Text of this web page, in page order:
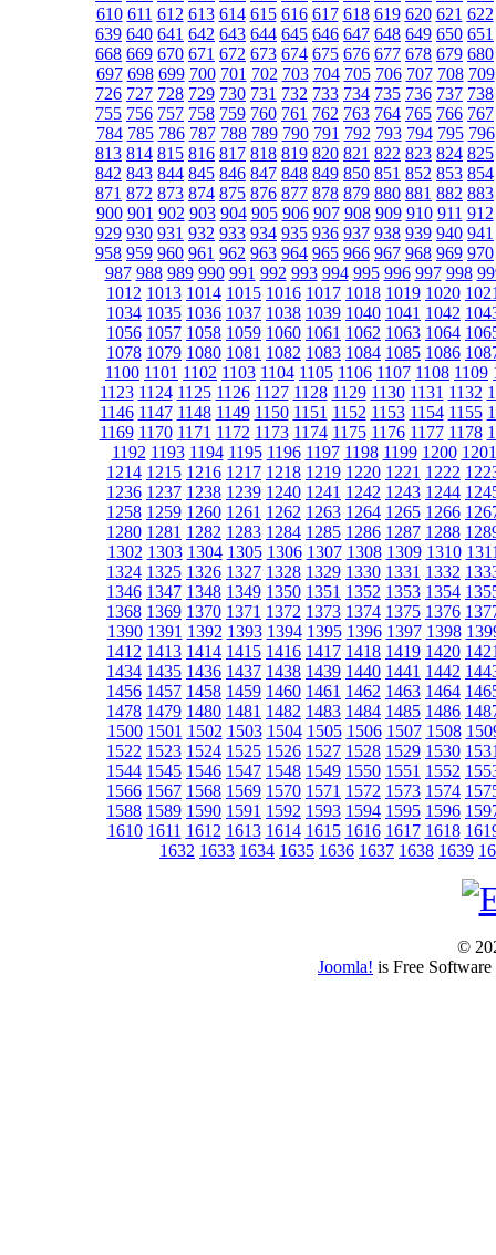
610 611 612 613 614 615 616 617 618 619 620 621 622
639 640 641 642 643 644 645 646 647 648 649 650 651
668 669 670 671 672 673 674 675 676 677 678 679 680
697 698 699 700 701 702 703 704 705 706 707 708 709
726 727 728 729 730 731 732 733 734 735 736 737 738
755 756 757 758 759 760 761 762 763 764 765 766 767
784 785 786 787 788 789 790 791 792 793 794 795 796
813 814 815 816 817 818 819 820 821 822 823 824 825
842 843 844 845 846 847 848 849 850 851 852 853 854
871 872 873 874 875 876 877 878 879 880 881 882 883
900 901 902 903 904 905 906 907 908 909 910 911 912
929 930 931 932 933 934 935 936 937 938 939 940 941
958 959 960 961 962 963 964 965 966 967 968 969 970
987 988 989 990 991 992 993 994 995 996 997 998
1012 1013 1014 1015 1016 1017 1018 1019 1020
1034 1035 1036 1037 1038 1039 1040 1041 1042
1056 1057 1058 1059 1060 1061 1062 1063 1064
1078 1079 1080 1081 1082 1083 1084 1085 1086
1100 1101 1102 1103 1104 1105 1106 1107 1108 1109
1123 1124 1125 1126 1127 1128 1129 1130 1131 1132
1146 1147 1148 1149 1150 1151 1152 1153 1154 1155
1169 1170 1171 1172 1173 1174 1175 1176 1177 1178
1192 1193 1194 1195 1196 1197 1198 1199 1200 1201
1214 1215 1216 1217 1218 1219 1220 1221 1222
1236 1237 1238 1239 1240 1241 1242 1243 1244
1258 1259 1260 1261 1262 1263 1264 1265 1266
1280 1281 1282 1283 1284 1285 1286 1287 1288
1302 1303 1304 1305 1306 1307 1308 1309 1310
1324 1325 1326 1327 1328 1329 1330 1331 1332
1346 1347 1348 1349 1350 1351 1352 1353 1354
1368 1369 1370 1371 1372 1373 1374 1375 1376
1390 1391 1392 1393 1394 1395 1396 1397 1398
1412 1413 1414 1415 1416 1417 1418 1419 1420
1434 1435 1436 1437 1438 1439 1440 1441 1442
1456 1457 1458 1459 1460 1461 1462 1463 1464
1478 1479 1480 1481 1482 1483 1484 1485 1486
1500 1501 1502 1503 1504 1505 1506 1507 1508
1522 1523 1524 1525 1526 1527 1528 1529 1530
1544 1545 1546 1547 1548 1549 1550 1551 1552
1566 1567 1568 1569 1570 1571 1572 1573 1574
1588 1589 1590 1591 1592 1593 1594 1595 1596
1610 1611 1612 1613 1614 1615 1616 1617 1618
1632 1633 1634 1635 1636 1637 1638 1639
©
Joomla! is Free